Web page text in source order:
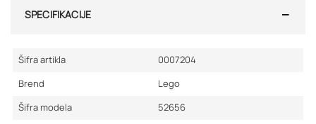
SPECIFIKACIJE
Šifra artikla
0007204
Brend
Lego
Šifra modela
52656